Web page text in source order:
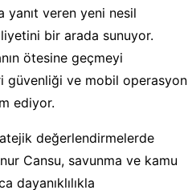
yanıt veren yeni nesil
bir arada sunuyor.
ötesine geçmeyi
güvenliği ve mobil operasyon
ediyor.
değerlendirmelerde
Cansu, savunma ve kamu
dayanıklılıkla